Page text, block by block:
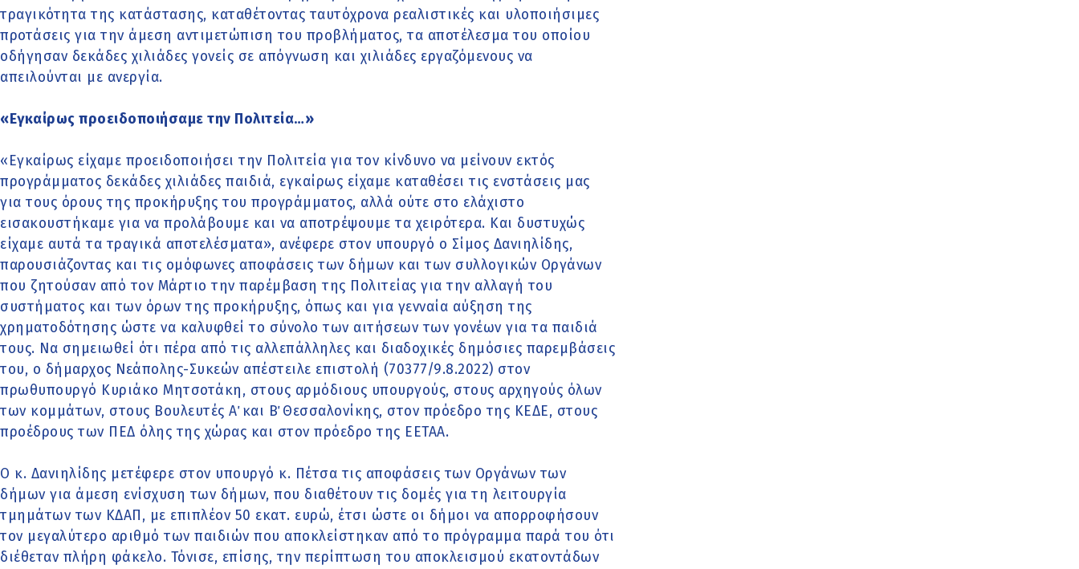
τραγικότητα της κατάστασης, καταθέτοντας ταυτόχρονα ρεαλιστικές και υλοποιήσιμες
προτάσεις για την άμεση αντιμετώπιση του προβλήματος, τα αποτέλεσμα του οποίου
οδήγησαν δεκάδες χιλιάδες γονείς σε απόγνωση και χιλιάδες εργαζόμενους να
απειλούνται με ανεργία.
«Εγκαίρως προειδοποιήσαμε την Πολιτεία…»
«Εγκαίρως είχαμε προειδοποιήσει την Πολιτεία για τον κίνδυνο να μείνουν εκτός
προγράμματος δεκάδες χιλιάδες παιδιά, εγκαίρως είχαμε καταθέσει τις ενστάσεις μας
για τους όρους της προκήρυξης του προγράμματος, αλλά ούτε στο ελάχιστο
εισακουστήκαμε για να προλάβουμε και να αποτρέψουμε τα χειρότερα. Και δυστυχώς
είχαμε αυτά τα τραγικά αποτελέσματα», ανέφερε στον υπουργό ο Σίμος Δανιηλίδης,
παρουσιάζοντας και τις ομόφωνες αποφάσεις των δήμων και των συλλογικών Οργάνων
που ζητούσαν από τον Μάρτιο την παρέμβαση της Πολιτείας για την αλλαγή του
συστήματος και των όρων της προκήρυξης, όπως και για γενναία αύξηση της
χρηματοδότησης ώστε να καλυφθεί το σύνολο των αιτήσεων των γονέων για τα παιδιά
τους. Να σημειωθεί ότι πέρα από τις αλλεπάλληλες και διαδοχικές δημόσιες παρεμβάσεις
του, ο δήμαρχος Νεάπολης-Συκεών απέστειλε επιστολή (70377/9.8.2022) στον
πρωθυπουργό Κυριάκο Μητσοτάκη, στους αρμόδιους υπουργούς, στους αρχηγούς όλων
των κομμάτων, στους Βουλευτές Α΄ και Β΄ Θεσσαλονίκης, στον πρόεδρο της ΚΕΔΕ, στους
προέδρους των ΠΕΔ όλης της χώρας και στον πρόεδρο της ΕΕΤΑΑ.
Ο κ. Δανιηλίδης μετέφερε στον υπουργό κ. Πέτσα τις αποφάσεις των Οργάνων των
δήμων για άμεση ενίσχυση των δήμων, που διαθέτουν τις δομές για τη λειτουργία
τμημάτων των ΚΔΑΠ, με επιπλέον 50 εκατ. ευρώ, έτσι ώστε οι δήμοι να απορροφήσουν
τον μεγαλύτερο αριθμό των παιδιών που αποκλείστηκαν από το πρόγραμμα παρά του ότι
διέθεταν πλήρη φάκελο. Τόνισε, επίσης, την περίπτωση του αποκλεισμού εκατοντάδων